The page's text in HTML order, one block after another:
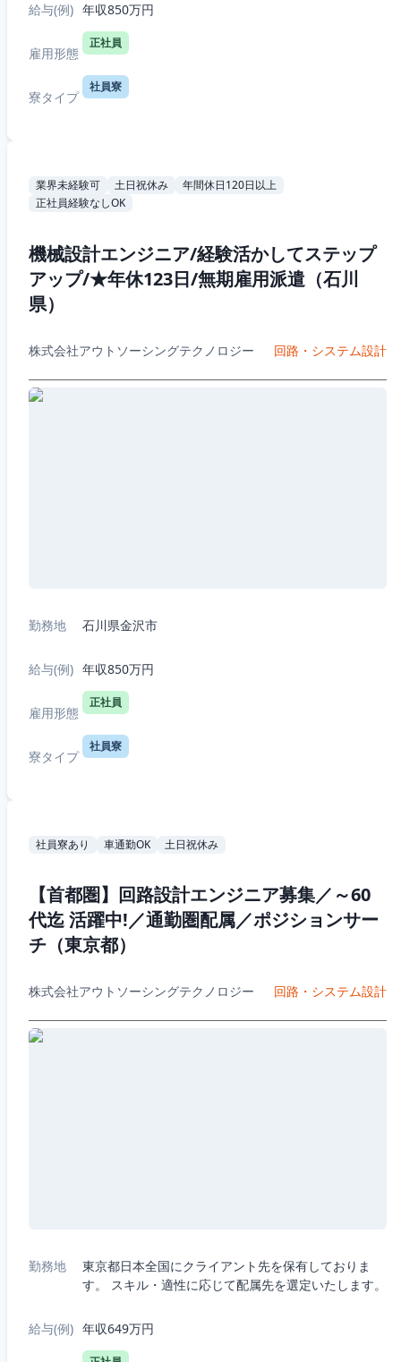
給与(例) 年収850万円
雇用形態
正社員
寮タイプ
社員寮
業界未経験可 土日祝休み
年間休日120日以上
正社員経験なしOK
機械設計エンジニア/経験活かしてステップ
アップ/★年休123日/無期雇用派遣（石川
県）
株式会社アウトソーシングテクノロジー 回路・システム設計
勤務地 石川県金沢市
給与(例) 年収850万円
雇用形態
正社員
寮タイプ
社員寮
社員寮あり 車通勤OK 土日祝休み
【首都圏】回路設計エンジニア募集／～60
代迄 活躍中!／通勤圏配属／ポジションサー
チ（東京都）
株式会社アウトソーシングテクノロジー 回路・システム設計
勤務地
東京都日本全国にクライアント先を保有しておりま
す。 スキル・適性に応じて配属先を選定いたします。
給与(例) 年収649万円